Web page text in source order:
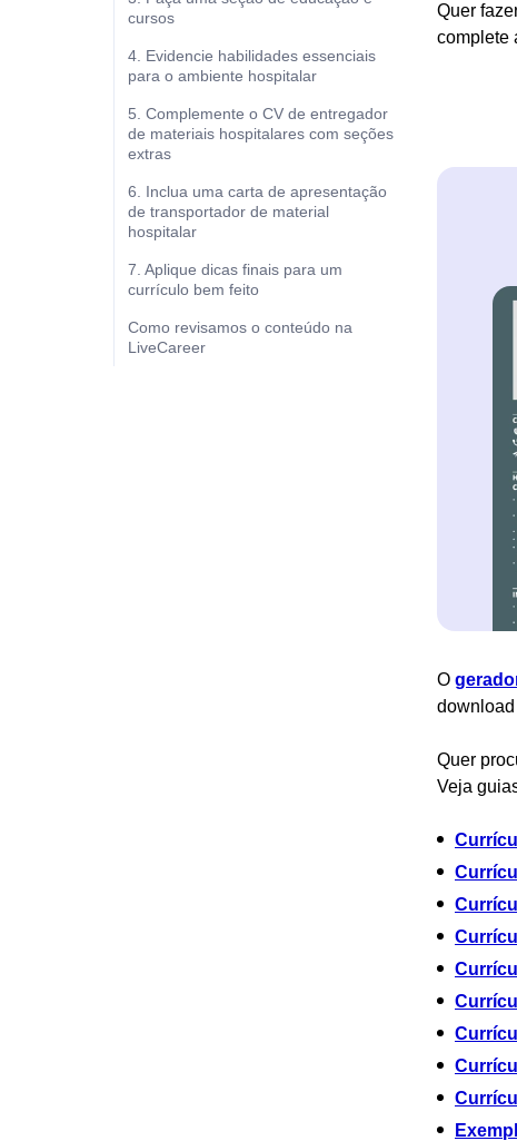
cursos
4. Evidencie habilidades essenciais
para o ambiente hospitalar
5. Complemente o CV de entregador
de materiais hospitalares com seções
extras
6. Inclua uma carta de apresentação
de transportador de material
hospitalar
7. Aplique dicas finais para um
currículo bem feito
Como revisamos o conteúdo na
LiveCareer
Quer
complete
O
download
Quer
Veja